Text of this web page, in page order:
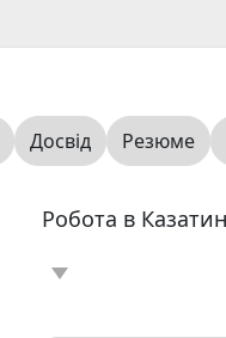
Досвід Резюме
Робота в